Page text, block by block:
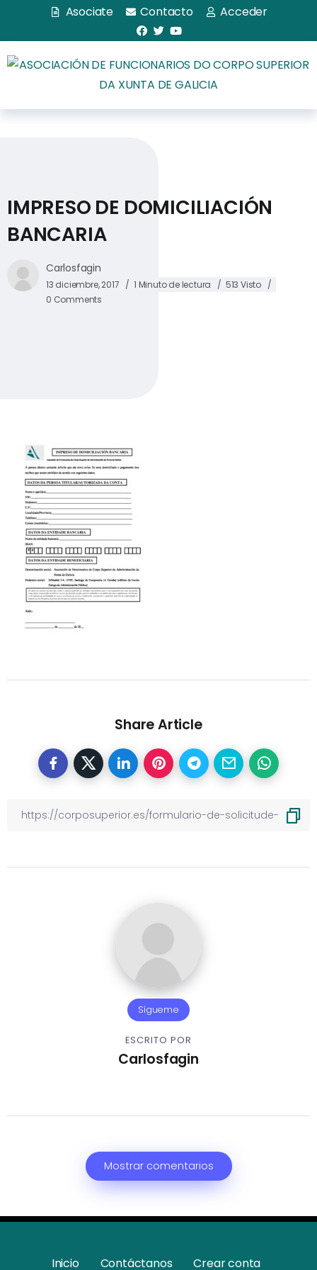
Asociate Contacto Acceder
IMPRESO DE DOMICILIACIÓN
BANCARIA
Carlosfagin
13 diciembre, 2017 1 Minuto de lectura
513 Visto
0 Comments
Share Article
Sígueme
ESCRITO POR
Carlosfagin
Mostrar comentarios
Inicio Contáctanos Crear conta